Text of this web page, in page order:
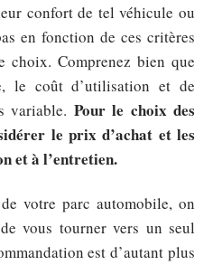
confort de tel véhicule ou
en fonction de ces critères
choix. Comprenez bien que
le coût d’utilisation et de
variable. Pour le choix des
le prix d’achat et les
et à l’entretien.
votre parc automobile, on
vous tourner vers un seul
est d’autant plus